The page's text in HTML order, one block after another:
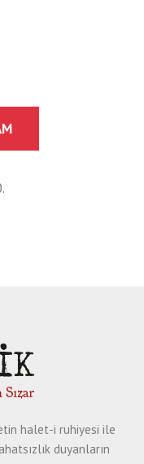
halet-i ruhiyesi ile
duyanların